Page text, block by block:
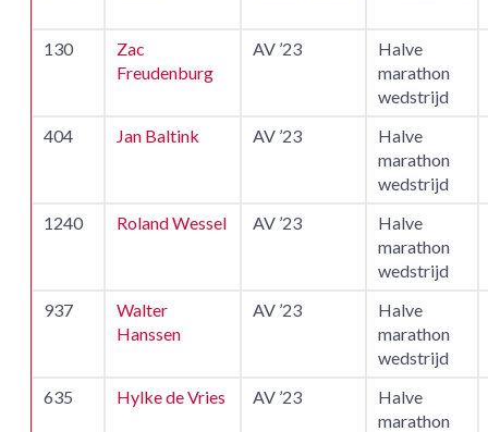
130
Zac
Freudenburg
AV ’23
Halve
marathon
wedstrijd
404
Jan Baltink AV ’23
Halve
marathon
wedstrijd
1240
Roland Wessel AV ’23
Halve
marathon
wedstrijd
937
Walter
Hanssen
AV ’23
Halve
marathon
wedstrijd
635
Hylke de Vries AV ’23
Halve
marathon